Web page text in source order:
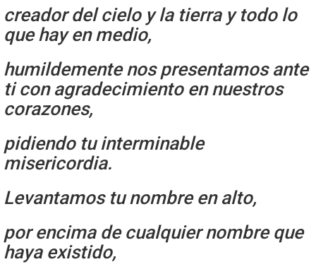
creador del cielo y la tierra y todo lo
que hay en medio,
humildemente nos presentamos ante
ti con agradecimiento en nuestros
corazones,
pidiendo tu interminable
misericordia.
Levantamos tu nombre en alto,
por encima de cualquier nombre que
haya existido,